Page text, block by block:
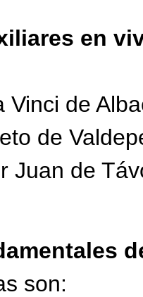
en
Vinci de
de
Juan de
son: